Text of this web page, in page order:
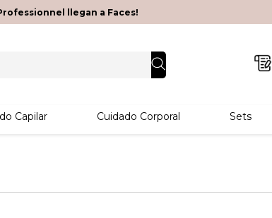
llegan a Faces!
Capilar Cuidado Corporal Sets